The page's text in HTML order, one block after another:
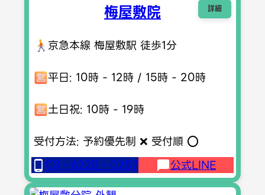
詳細
梅屋敷院
京急本線 梅屋敷駅 徒歩1分
平日: 10時 - 12時 / 15時 - 20時
土日祝: 10時 - 19時
受付方法: 予約優先制 ❌ 受付順 ⭕️
03‐6228‐0257
公式LINE